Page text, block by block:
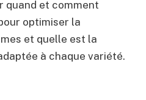
quand et comment
optimiser la
et quelle est la
à chaque variété.